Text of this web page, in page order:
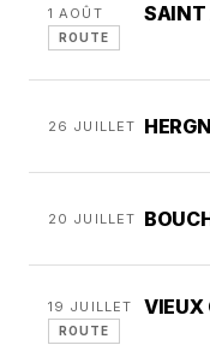
1 AOÛT SAINT
ROUTE
26 JUILLET
20 JUILLET
19 JUILLET VIEUX
ROUTE